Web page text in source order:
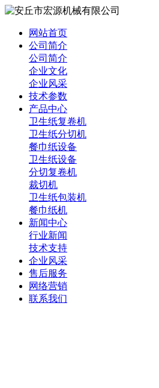
网站首页
公司简介
公司简介
企业文化
企业风采
技术参数
产品中心
卫生纸复卷机
卫生纸分切机
餐巾纸设备
卫生纸设备
分切复卷机
裁切机
卫生纸包装机
餐巾纸机
新闻中心
行业新闻
技术支持
企业风采
售后服务
网络营销
联系我们